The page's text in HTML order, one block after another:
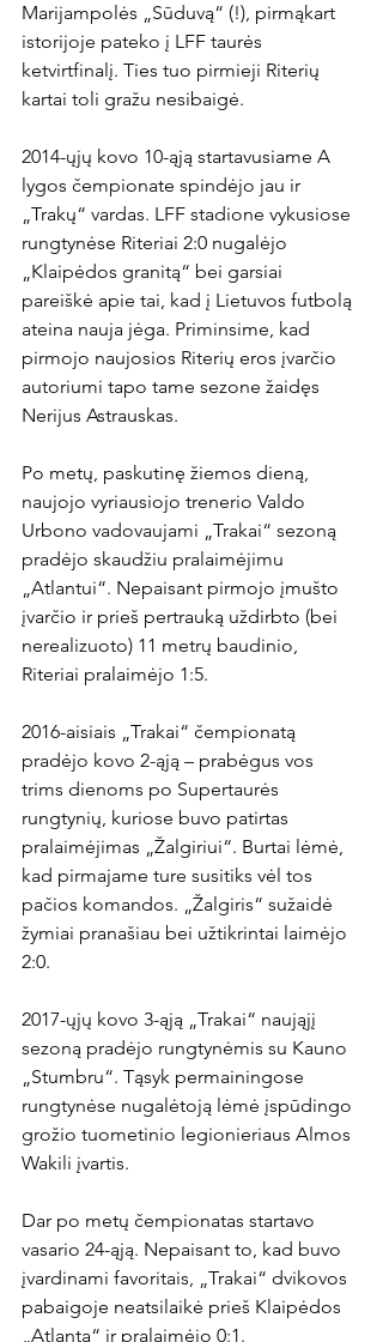
Marijampolės „Sūduvą“ (!), pirmąkart
istorijoje pateko į LFF taurės
ketvirtfinalį. Ties tuo pirmieji Riterių
kartai toli gražu nesibaigė.
2014-ųjų kovo 10-ąją startavusiame A
lygos čempionate spindėjo jau ir
„Trakų“ vardas. LFF stadione vykusiose
rungtynėse Riteriai 2:0 nugalėjo
„Klaipėdos granitą“ bei garsiai
pareiškė apie tai, kad į Lietuvos futbolą
ateina nauja jėga. Priminsime, kad
pirmojo naujosios Riterių eros įvarčio
autoriumi tapo tame sezone žaidęs
Nerijus Astrauskas.
Po metų, paskutinę žiemos dieną,
naujojo vyriausiojo trenerio Valdo
Urbono vadovaujami „Trakai“ sezoną
pradėjo skaudžiu pralaimėjimu
„Atlantui“. Nepaisant pirmojo įmušto
įvarčio ir prieš pertrauką uždirbto (bei
nerealizuoto) 11 metrų baudinio,
Riteriai pralaimėjo 1:5.
2016-aisiais „Trakai“ čempionatą
pradėjo kovo 2-ąją – prabėgus vos
trims dienoms po Supertaurės
rungtynių, kuriose buvo patirtas
pralaimėjimas „Žalgiriui“. Burtai lėmė,
kad pirmajame ture susitiks vėl tos
pačios komandos. „Žalgiris“ sužaidė
žymiai pranašiau bei užtikrintai laimėjo
2:0.
2017-ųjų kovo 3-ąją „Trakai“ naująjį
sezoną pradėjo rungtynėmis su Kauno
„Stumbru“. Tąsyk permainingose
rungtynėse nugalėtoją lėmė įspūdingo
grožio tuometinio legionieriaus Almos
Wakili įvartis.
Dar po metų čempionatas startavo
vasario 24-ąją. Nepaisant to, kad buvo
įvardinami favoritais, „Trakai“ dvikovos
pabaigoje neatsilaikė prieš Klaipėdos
„Atlantą“ ir pralaimėjo 0:1.